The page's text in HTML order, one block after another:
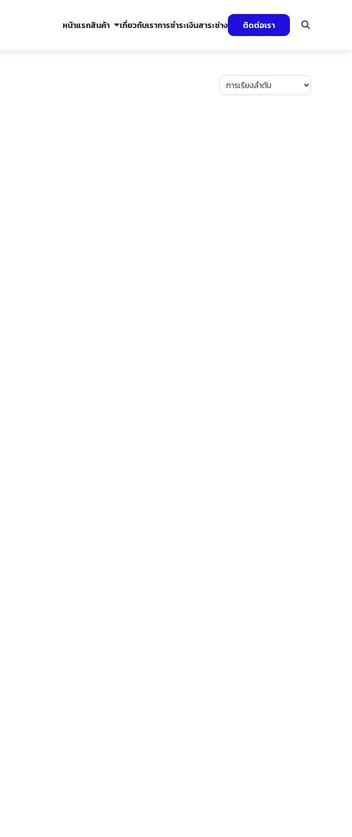
หน้าแรกสินค้า เกี่ยวกับเราการชำระเงินสาระช่าง ติดต่อเรา